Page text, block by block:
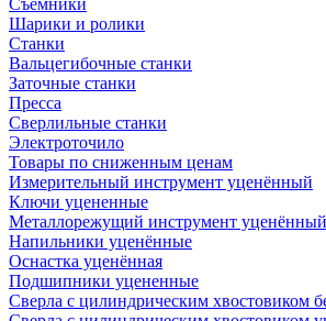
Съемники
Шарики и ролики
Станки
Вальцегибочные станки
Заточные станки
Пресса
Сверлильные станки
Электроточило
Товары по сниженным ценам
Измерительный инструмент уценённый
Ключи уцененные
Металлорежущий инструмент уценённый
Напильники уценённые
Оснастка уценённая
Подшипники уцененные
Сверла с цилиндрическим хвостовиком